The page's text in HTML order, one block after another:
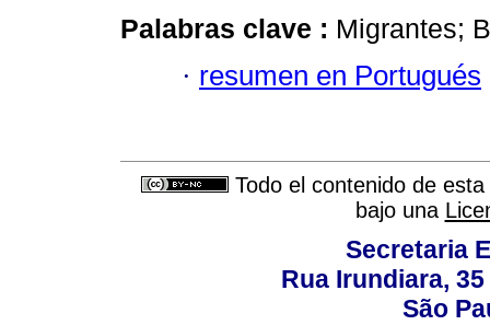
Palabras clave : Migrantes;
· resumen en Portugués
Todo el contenido de
bajo una
Secretaria
Rua Irundiara,
São